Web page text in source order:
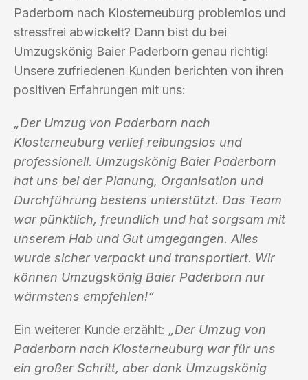
Paderborn nach Klosterneuburg problemlos und
stressfrei abwickelt? Dann bist du bei
Umzugskönig Baier Paderborn genau richtig!
Unsere zufriedenen Kunden berichten von ihren
positiven Erfahrungen mit uns:
„Der Umzug von Paderborn nach
Klosterneuburg verlief reibungslos und
professionell. Umzugskönig Baier Paderborn
hat uns bei der Planung, Organisation und
Durchführung bestens unterstützt. Das Team
war pünktlich, freundlich und hat sorgsam mit
unserem Hab und Gut umgegangen. Alles
wurde sicher verpackt und transportiert. Wir
können Umzugskönig Baier Paderborn nur
wärmstens empfehlen!“
Ein weiterer Kunde erzählt: „Der Umzug von
Paderborn nach Klosterneuburg war für uns
ein großer Schritt, aber dank Umzugskönig